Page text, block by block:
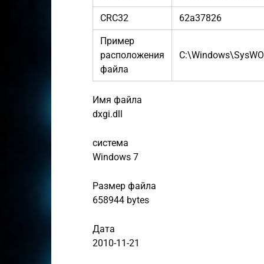
CRC32 62a37826
Пример
расположения
файла
Имя файла
dxgi.dll
система
Windows 7
Размер файла
658944 bytes
Дата
2010-11-21